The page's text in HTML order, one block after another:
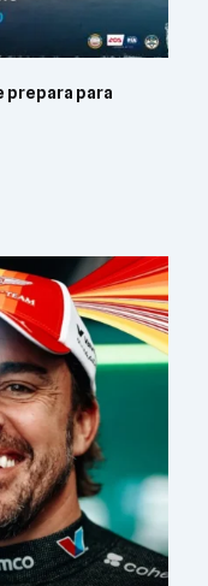
prepara para